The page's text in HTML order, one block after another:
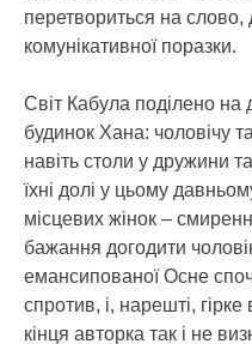
перетвориться на слово,
комунікативної поразки.
Світ Кабула поділено на
будинок Хана: чоловічу
навіть столи у дружини та
їхні долі у цьому
місцевих жінок –
бажання догодити
емансипованої Осне
спротив, і, нарешті,
кінця авторка так і не